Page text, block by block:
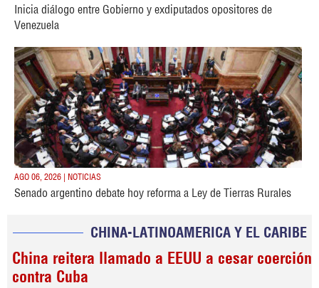
Inicia diálogo entre Gobierno y exdiputados opositores de
Venezuela
AGO 06, 2026 | NOTICIAS
Senado argentino debate hoy reforma a Ley de Tierras Rurales
CHINA-LATINOAMERICA Y EL CARIBE
China reitera llamado a EEUU a cesar coerción
contra Cuba